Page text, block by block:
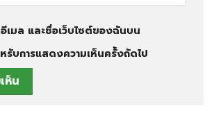
เมล และชื่อเว็บไซต์ของฉันบน
หรับการแสดงความเห็นครั้งถัดไป